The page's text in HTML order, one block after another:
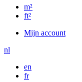
m²
ft²
Mijn account
nl
en
fr